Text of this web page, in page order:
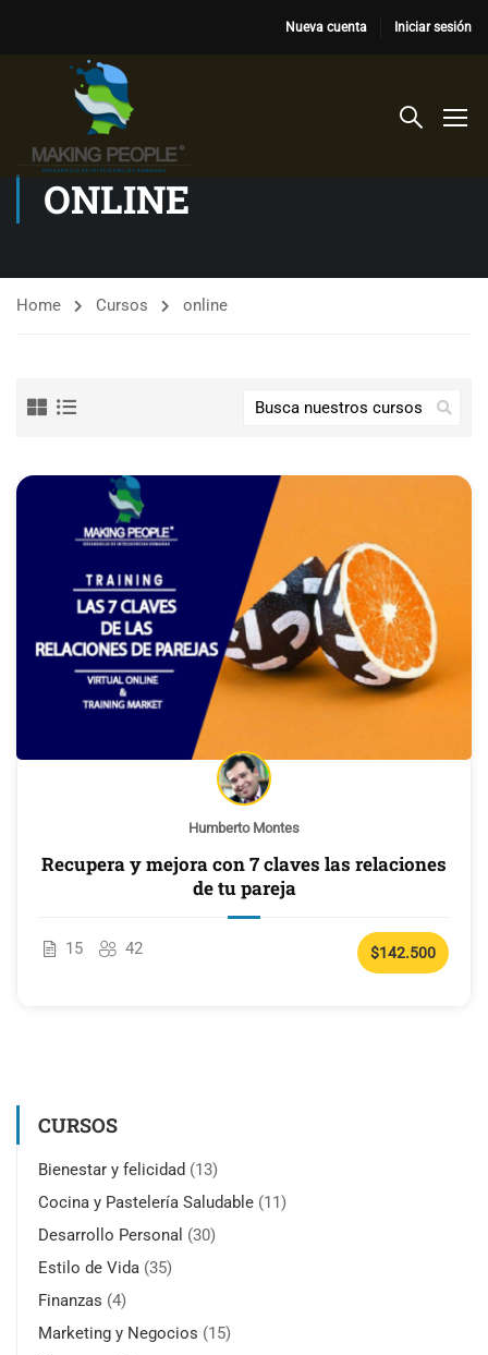
Nueva cuenta Iniciar sesión
ONLINE
Home Cursos online
Humberto Montes
Recupera y mejora con 7 claves las relaciones
de tu pareja
15 42 $142.500
CURSOS
Bienestar y felicidad (13)
Cocina y Pastelería Saludable (11)
Desarrollo Personal (30)
Estilo de Vida (35)
Finanzas (4)
Marketing y Negocios (15)